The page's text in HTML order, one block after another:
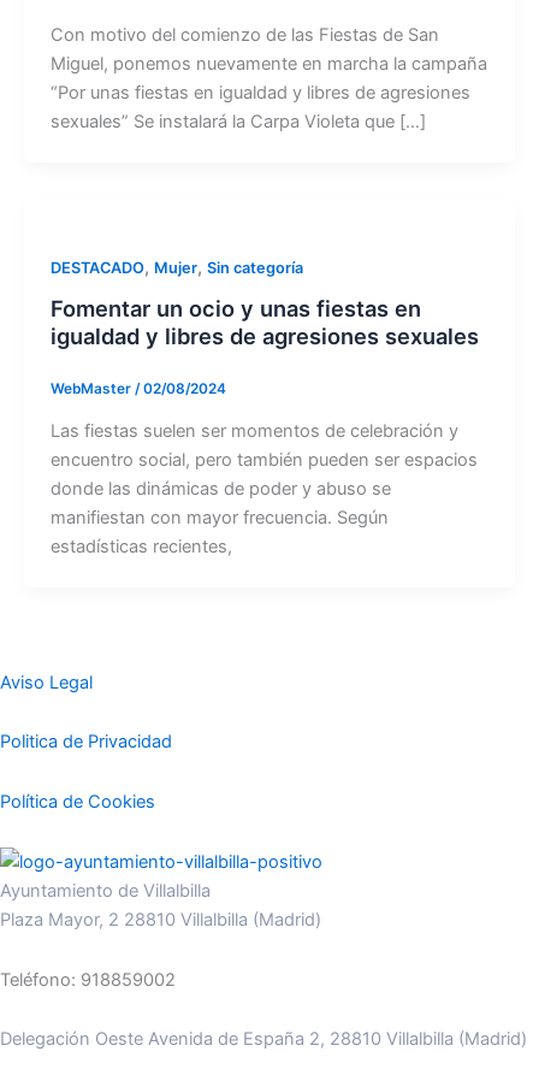
Con motivo del comienzo de las Fiestas de San
Miguel, ponemos nuevamente en marcha la campaña
“Por unas fiestas en igualdad y libres de agresiones
sexuales” Se instalará la Carpa Violeta que […]
DESTACADO, Mujer, Sin categoría
Fomentar un ocio y unas fiestas en
igualdad y libres de agresiones sexuales
WebMaster /02/08/2024
Las fiestas suelen ser momentos de celebración y
encuentro social, pero también pueden ser espacios
donde las dinámicas de poder y abuso se
manifiestan con mayor frecuencia. Según
estadísticas recientes,
Aviso Legal
Politica de Privacidad
Política de Cookies
Ayuntamiento de Villalbilla
Plaza Mayor, 2 28810 Villalbilla (Madrid)
Teléfono: 918859002
Delegación Oeste Avenida de España 2, 28810 Villalbilla (Madrid)